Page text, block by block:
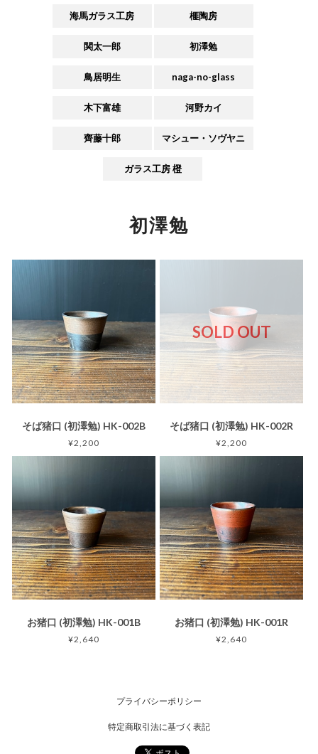
海馬ガラス工房 榧陶房
関太一郎 初澤勉
鳥居明生 naga-no-glass
木下富雄 河野カイ
齊藤十郎 マシュー・ソヴヤニ
ガラス工房 橙
初澤勉
そば猪口 (初澤勉) HK-002B
¥2,200
SOLD OUT
そば猪口 (初澤勉) HK-002R
¥2,200
お猪口 (初澤勉) HK-001B
¥2,640
お猪口 (初澤勉) HK-001R
¥2,640
プライバシーポリシー
特定商取引法に基づく表記